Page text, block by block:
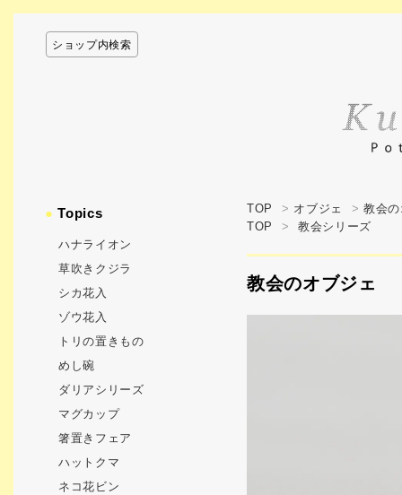
ショップ内検索
TOP > オブジェ > 教会
TOP
> 教会シリーズ
教会のオブジェ
●Topics
ハナライオン
草吹きクジラ
シカ花入
ゾウ花入
トリの置きもの
めし碗
ダリアシリーズ
マグカップ
箸置きフェア
ハットクマ
ネコ花ビン